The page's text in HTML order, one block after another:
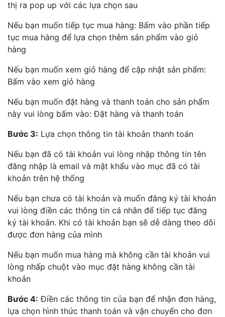
thị ra pop up với các lựa chọn sau
Nếu bạn muốn tiếp tục mua hàng: Bấm vào phần tiếp
tục mua hàng để lựa chọn thêm sản phẩm vào giỏ
hàng
Nếu bạn muốn xem giỏ hàng để cập nhật sản phẩm:
Bấm vào xem giỏ hàng
Nếu bạn muốn đặt hàng và thanh toán cho sản phẩm
này vui lòng bấm vào: Đặt hàng và thanh toán
Bước 3: Lựa chọn thông tin tài khoản thanh toán
Nếu bạn đã có tài khoản vui lòng nhập thông tin tên
đăng nhập là email và mật khẩu vào mục đã có tài
khoản trên hệ thống
Nếu bạn chưa có tài khoản và muốn đăng ký tài khoản
vui lòng điền các thông tin cá nhân để tiếp tục đăng
ký tài khoản. Khi có tài khoản bạn sẽ dễ dàng theo dõi
được đơn hàng của mình
Nếu bạn muốn mua hàng mà không cần tài khoản vui
lòng nhấp chuột vào mục đặt hàng không cần tài
khoản
Bước 4: Điền các thông tin của bạn để nhận đơn hàng,
lựa chọn hình thức thanh toán và vận chuyển cho đơn